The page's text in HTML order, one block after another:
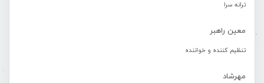
ترانه سرا
معین راهبر
تنظیم کننده و خواننده
مهرشاد